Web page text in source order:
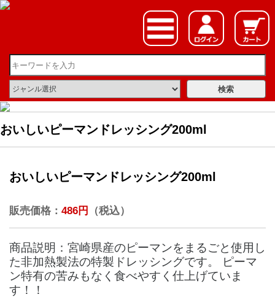
おいしいピーマンドレッシング200ml
おいしいピーマンドレッシング200ml
販売価格： 486円 （税込）
商品説明：宮崎県産のピーマンをまるごと使用し
た非加熱製法の特製ドレッシングです。 ピーマ
ン特有の苦みもなく食べやすく仕上げていま
す！！